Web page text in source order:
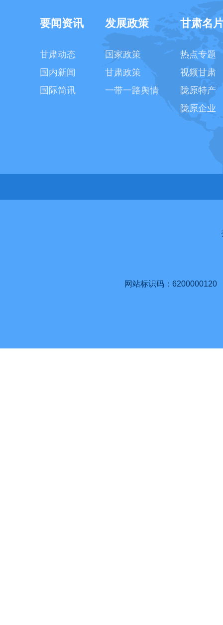
要闻资讯
甘肃动态
国内新闻
国际简讯
发展政策
国家政策
甘肃政策
一带一路舆情
甘肃名
热点专题
视频甘肃
陇原特产
陇原企业
网站标识码：6200000120